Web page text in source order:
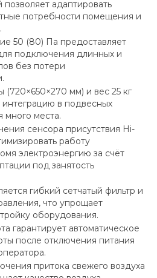
позволяет адаптировать
потребности помещения и
50 (80) Па предоставляет
подключения длинных и
без потери
(720×650×270 мм) и вес 25 кг
в подвесных
много места.
сенсора присутствия Hi-
работу
электроэнергию за счёт
под занятость
гибкий сетчатый фильтр и
что упрощает
оборудования.
гарантирует автоматическое
после отключения питания
притока свежего воздуха